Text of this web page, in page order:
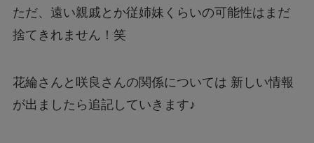
ただ、遠い親戚とか従姉妹くらいの可能性はまだ
捨てきれません！笑
花綸さんと咲良さんの関係については 新しい情報
が出ましたら追記していきます♪